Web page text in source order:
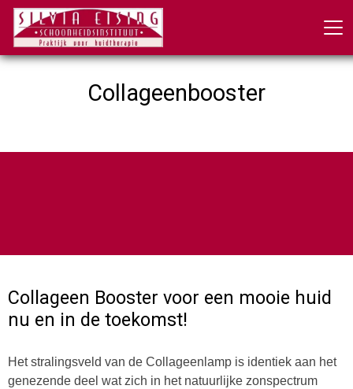
Collageenbooster
Collageen Booster voor een mooie huid
nu en in de toekomst!
Het stralingsveld van de Collageenlamp is identiek aan het
genezende deel wat zich in het natuurlijke zonspectrum